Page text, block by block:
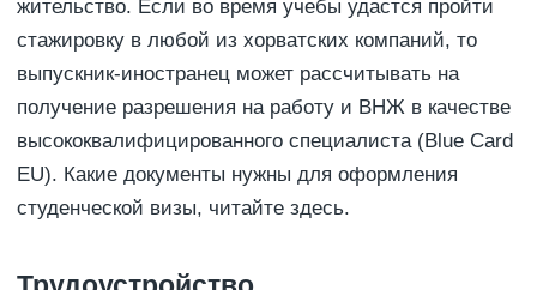
жительство. Если во время учебы удастся пройти
стажировку в любой из хорватских компаний, то
выпускник-иностранец может рассчитывать на
получение разрешения на работу и ВНЖ в качестве
высококвалифицированного специалиста (Blue Card
EU). Какие документы нужны для оформления
студенческой визы, читайте здесь.